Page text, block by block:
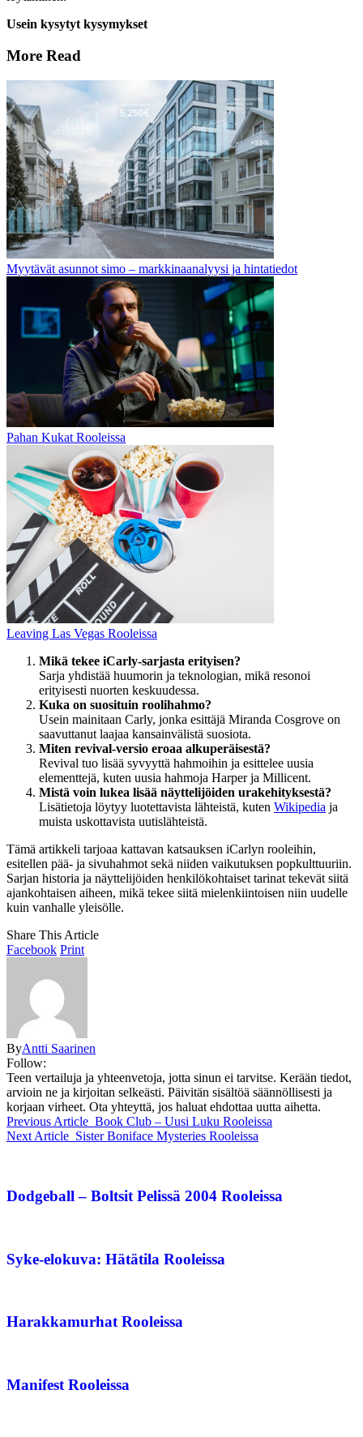
Usein kysytyt kysymykset
More Read
Myytävät asunnot simo – markkinaanalyysi ja hintatiedot
Pahan Kukat Rooleissa
Leaving Las Vegas Rooleissa
Mikä tekee iCarly-sarjasta erityisen?
Sarja yhdistää huumorin ja teknologian, mikä resonoi
erityisesti nuorten keskuudessa.
Kuka on suosituin roolihahmo?
Usein mainitaan Carly, jonka esittäjä Miranda Cosgrove on
saavuttanut laajaa kansainvälistä suosiota.
Miten revival-versio eroaa alkuperäisestä?
Revival tuo lisää syvyyttä hahmoihin ja esittelee uusia
elementtejä, kuten uusia hahmoja Harper ja Millicent.
Mistä voin lukea lisää näyttelijöiden urakehityksestä?
Lisätietoja löytyy luotettavista lähteistä, kuten Wikipedia ja
muista uskottavista uutislähteistä.
Tämä artikkeli tarjoaa kattavan katsauksen iCarlyn rooleihin,
esitellen pää- ja sivuhahmot sekä niiden vaikutuksen popkulttuuriin.
Sarjan historia ja näyttelijöiden henkilökohtaiset tarinat tekevät siitä
ajankohtaisen aiheen, mikä tekee siitä mielenkiintoisen niin uudelle
kuin vanhalle yleisölle.
Share This Article
Facebook Print
ByAntti Saarinen
Follow:
Teen vertailuja ja yhteenvetoja, jotta sinun ei tarvitse. Kerään tiedot,
arvioin ne ja kirjoitan selkeästi. Päivitän sisältöä säännöllisesti ja
korjaan virheet. Ota yhteyttä, jos haluat ehdottaa uutta aihetta.
Previous Article Book Club – Uusi Luku Rooleissa
Next Article Sister Boniface Mysteries Rooleissa
Dodgeball – Boltsit Pelissä 2004 Rooleissa
Syke-elokuva: Hätätila Rooleissa
Harakkamurhat Rooleissa
Manifest Rooleissa